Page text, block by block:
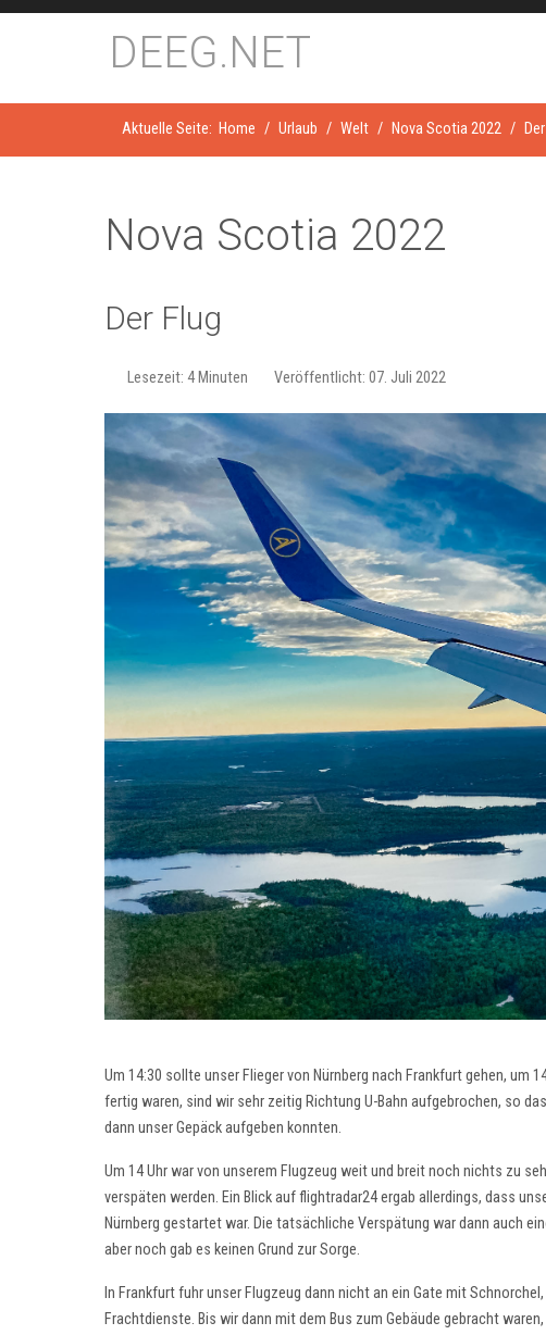
DEEG.NET
Aktuelle Seite: Home Urlaub Welt Nova Scotia 2022
Nova Scotia 2022
Der Flug
Lesezeit: 4 Minuten Veröffentlicht: 07. Juli 2022
Um 14:30 sollte unser Flieger von Nürnberg nach Frankfurt gehen, um
fertig waren, sind wir sehr zeitig Richtung U-Bahn aufgebrochen, so
dann unser Gepäck aufgeben konnten.
Um 14 Uhr war von unserem Flugzeug weit und breit noch nichts zu
verspäten werden. Ein Blick auf flightradar24 ergab allerdings, dass
Nürnberg gestartet war. Die tatsächliche Verspätung war dann auch
aber noch gab es keinen Grund zur Sorge.
In Frankfurt fuhr unser Flugzeug dann nicht an ein Gate mit
Frachtdienste. Bis wir dann mit dem Bus zum Gebäude gebracht